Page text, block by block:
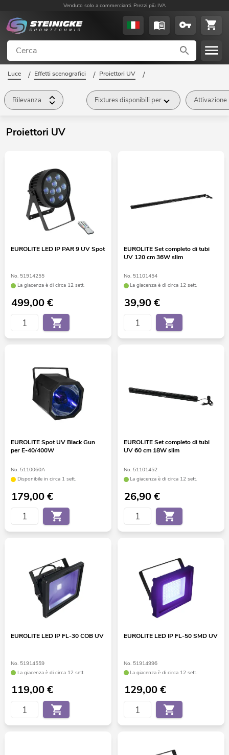
Venduto solo a commercianti. Prezzi più IVA
Luce / Effetti scenografici / Proiettori UV /
Rilevanza Fixtures disponibili per Attivazione
Proiettori UV
EUROLITE LED IP PAR 9 UV Spot
No. 51914255
La giacenza è di circa 12 sett.
499,00€
EUROLITE Set completo di tubi
UV 120 cm 36W slim
No. 51101454
La giacenza è di circa 12 sett.
39,90€
EUROLITE Spot UV Black Gun
per E-40/400W
No. 5110060A
Disponibile in circa 1 sett.
179,00€
EUROLITE Set completo di tubi
UV 60 cm 18W slim
No. 51101452
La giacenza è di circa 12 sett.
26,90€
EUROLITE LED IP FL-30 COB UV
No. 51914559
La giacenza è di circa 12 sett.
119,00€
EUROLITE LED IP FL-50 SMD UV
No. 51914996
La giacenza è di circa 12 sett.
129,00€